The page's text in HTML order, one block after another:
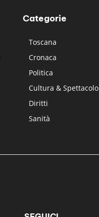
Categorie
Toscana
Cronaca
Politica
Cultura & Spettacolo
Diritti
Sanità